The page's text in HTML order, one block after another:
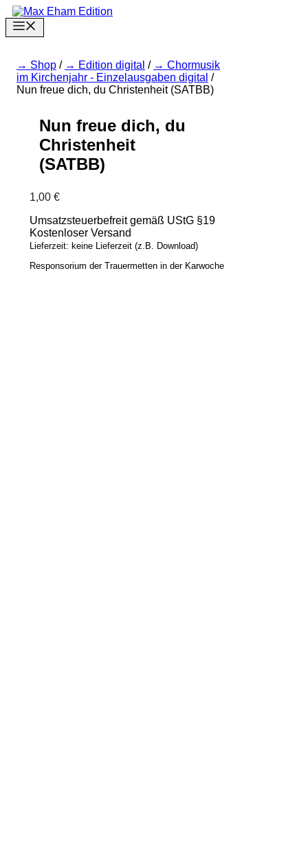
Zum
Inhalt
springen
Shop / Edition digital /
Chormusik
im Kirchenjahr - Einzelausgaben digital /
Nun freue dich, du Christenheit (SATBB)
Nun freue dich, du
Christenheit
(SATBB)
1,00 €
Umsatzsteuerbefreit gemäß UStG §19
Kostenloser Versand
Lieferzeit: keine Lieferzeit (z.B. Download)
Responsorium der Trauermetten in der Karwoche